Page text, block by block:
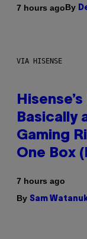
7 hours agoBy
VIA HISENSE
Basically
Gaming
One Box
7 hours ago
By Sam